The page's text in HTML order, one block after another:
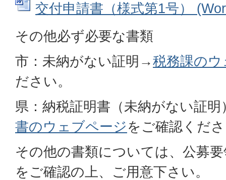
交付申請書（様式第1号）
その他必ず必要な書類
市：未納がない証明→税務課の
ださい。
県：納税証明書（未納がない証
書のウェブページをご確認くだ
その他の書類については、公募
をご確認の上、ご用意下さい。